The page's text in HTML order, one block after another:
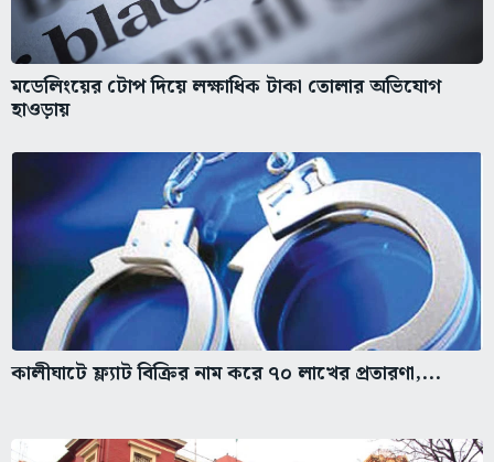
মডেলিংয়ের টোপ দিয়ে লক্ষাধিক টাকা তোলার অভিযোগ
হাওড়ায়
কালীঘাটে ফ্ল্যাট বিক্রির নাম করে ৭০ লাখের প্রতারণা,...